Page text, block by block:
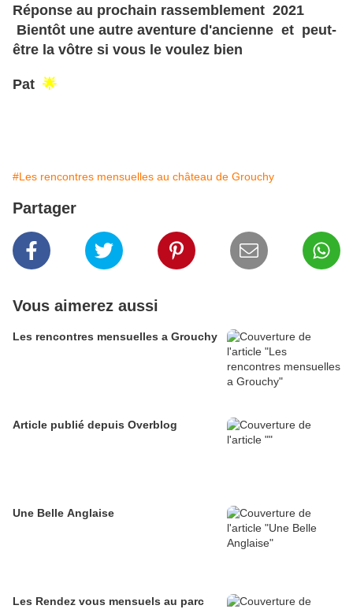
Réponse au prochain rassemblement 2021
Bientôt une autre aventure d'ancienne et peut-
être la vôtre si vous le voulez bien
Pat 🌟
#Les rencontres mensuelles au château de Grouchy
Partager
Vous aimerez aussi
Les rencontres mensuelles a Grouchy
Article publié depuis Overblog
Une Belle Anglaise
Les Rendez vous mensuels au parc